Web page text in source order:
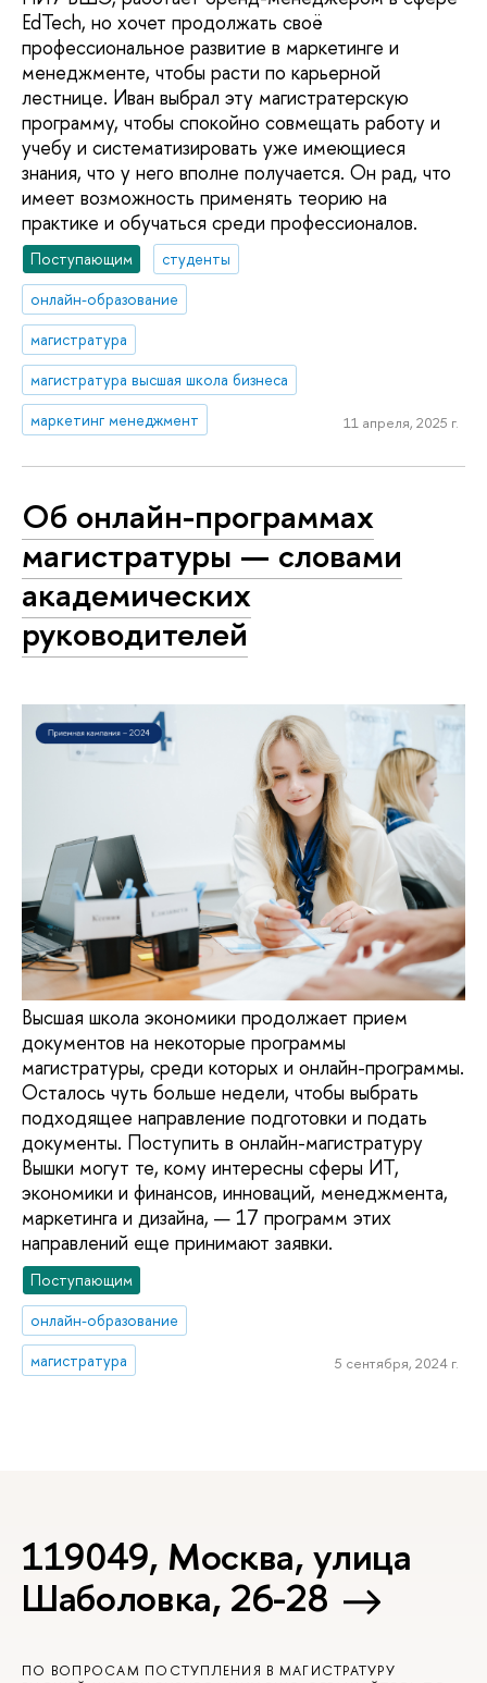
EdTech, но хочет продолжать своё
профессиональное развитие в маркетинге и
менеджменте, чтобы расти по карьерной
лестнице. Иван выбрал эту магистратерскую
программу, чтобы спокойно совмещать работу и
учебу и систематизировать уже имеющиеся
знания, что у него вполне получается. Он рад, что
имеет возможность применять теорию на
практике и обучаться среди профессионалов.
Поступающим
студенты
онлайн-образование
магистратура
магистратура высшая школа бизнеса
маркетинг менеджмент
11 апреля, 2025 г.
Об онлайн-программах
магистратуры — словами
академических
руководителей
Высшая школа экономики продолжает прием
документов на некоторые программы
магистратуры, среди которых и онлайн-программы.
Осталось чуть больше недели, чтобы выбрать
подходящее направление подготовки и подать
документы. Поступить в онлайн-магистратуру
Вышки могут те, кому интересны сферы ИТ,
экономики и финансов, инноваций, менеджмента,
маркетинга и дизайна, — 17 программ этих
направлений еще принимают заявки.
Поступающим
онлайн-образование
магистратура
5 сентября, 2024 г.
119049, Москва, улица
Шаболовка, 26-28
ПО ВОПРОСАМ ПОСТУПЛЕНИЯ В МАГИСТРАТУРУ